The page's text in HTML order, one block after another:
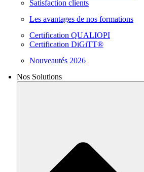
Satisfaction clients
Les avantages de nos formations
Certification QUALIOPI
Certification DiGiTT®
Nouveautés 2026
Nos Solutions